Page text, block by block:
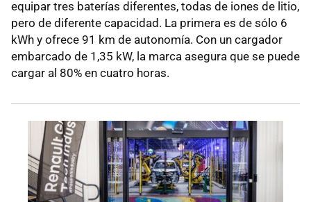
equipar tres baterías diferentes, todas de iones de litio,
pero de diferente capacidad. La primera es de sólo 6
kWh y ofrece 91 km de autonomía. Con un cargador
embarcado de 1,35 kW, la marca asegura que se puede
cargar al 80% en cuatro horas.